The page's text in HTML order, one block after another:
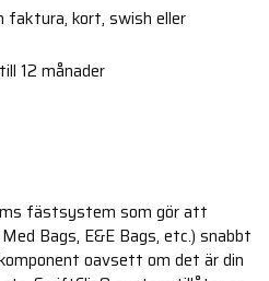
faktura, kort, swish eller
12 månader
fästsystem som gör att
Bags, E&E Bags, etc.) snabbt
oavsett om det är din